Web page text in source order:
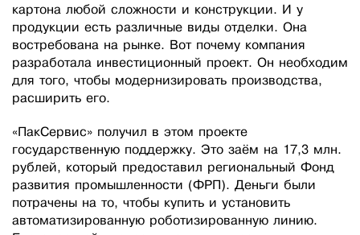
картона любой сложности и конструкции. И у
продукции есть различные виды отделки. Она
востребована на рынке. Вот почему компания
разработала инвестиционный проект. Он необходим
для того, чтобы модернизировать производства,
расширить его.
«ПакСервис» получил в этом проекте
государственную поддержку. Это заём на 17,3 млн.
рублей, который предоставил региональный Фонд
развития промышленности (ФРП). Деньги были
потрачены на то, чтобы купить и установить
автоматизированную роботизированную линию.